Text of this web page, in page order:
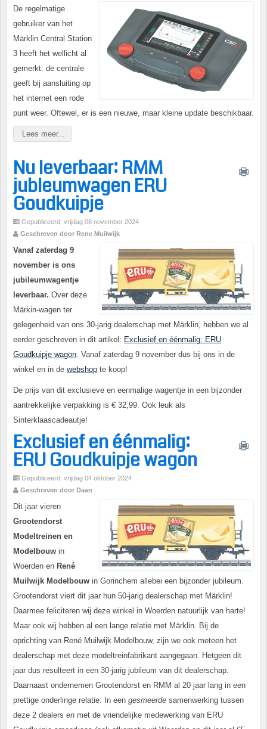
De regelmatige
gebruiker van het
Märklin Central Station
3 heeft het wellicht al
gemerkt: de centrale
geeft bij aansluiting op
het internet een rode
punt weer. Oftewel, er is een nieuwe, maar kleine update beschikbaar.
Lees meer...
Nu leverbaar: RMM
jubleumwagen ERU
Goudkuipje
Gepubliceerd: vrijdag 08 november 2024
Geschreven door Rene Muilwijk
Vanaf zaterdag 9
november is ons
jubileumwagentje
leverbaar. Over deze
Märkin-wagen ter
gelegenheid van ons 30-jarig dealerschap met Märklin, hebben we al
eerder geschreven in dit artikel: Exclusief en éénmalig: ERU
Goudkuipje wagon. Vanaf zaterdag 9 november dus bij ons in de
winkel en in de webshop te koop!
De prijs van dit exclusieve en eenmalige wagentje in een bijzonder
aantrekkelijke verpakking is € 32,99. Ook leuk als
Sinterklaascadeautje!
Exclusief en éénmalig:
ERU Goudkuipje wagon
Gepubliceerd: vrijdag 04 oktober 2024
Geschreven door Daan
Dit jaar vieren
Grootendorst
Modeltreinen en
Modelbouw in
Woerden en René
Muilwijk Modelbouw in Gorinchem allebei een bijzonder jubileum.
Grootendorst viert dit jaar hun 50-jarig dealerschap met Märklin!
Daarmee feliciteren wij deze winkel in Woerden natuurlijk van harte!
Maar ook wij hebben al een lange relatie met Märklin. Bij de
oprichting van René Muilwijk Modelbouw, zijn we ook meteen het
dealerschap met deze modeltreinfabrikant aangegaan. Hetgeen dit
jaar dus resulteert in een 30-jarig jubileum van dit dealerschap.
Daarnaast ondernemen Grootendorst en RMM al 20 jaar lang in een
prettige onderlinge relatie. In een gesmeerde samenwerking tussen
deze 2 dealers en met de vriendelijke medewerking van ERU